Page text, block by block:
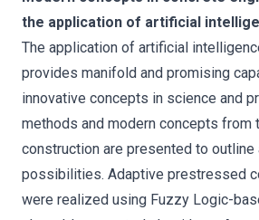
the application of artificial
The application of artificial
provides manifold and promising
innovative concepts in science and
methods and modern concepts from
construction are presented to outline
possibilities. Adaptive prestressed
were realized using Fuzzy Logic-